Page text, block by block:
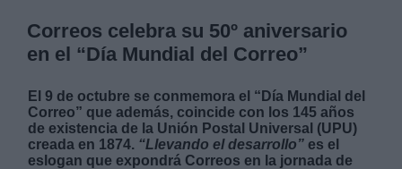
Correos celebra su 50º aniversario
en el “Día Mundial del Correo”
El 9 de octubre se conmemora el “Día Mundial del
Correo” que además, coincide con los 145 años
de existencia de la Unión Postal Universal (UPU)
creada en 1874. “Llevando el desarrollo” es el
eslogan que expondrá Correos en la jornada de